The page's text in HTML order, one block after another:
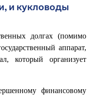
и кукловоды
долгах (помимо
аппарат,
который организует
финансовому